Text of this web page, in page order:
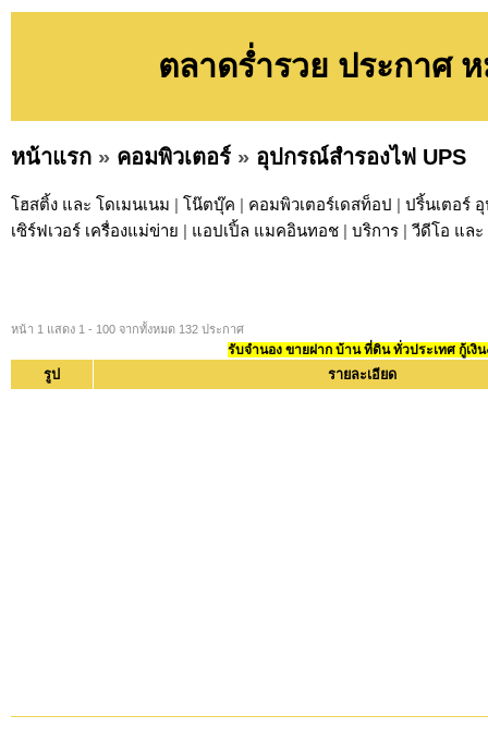
ตลาดร่ำรวย ประกาศ
หน้าแรก » คอมพิวเตอร์ » อุปกรณ์สำรองไฟ UPS
โฮสติ้ง และ โดเมนเนม | โน๊ตบุ๊ค | คอมพิวเตอร์เดสท็อป | ปริ้นเตอร์
เซิร์ฟเวอร์ เครื่องแม่ข่าย | แอปเปิ้ล แมคอินทอช | บริการ | วีดีโอ แล
หน้า 1 แสดง 1 - 100 จากทั้งหมด 132 ประกาศ
รับจำนอง ขายฝาก บ้าน ที่ดิน ทั่วประเทศ กู้เงิ
รูป รายละเอียด